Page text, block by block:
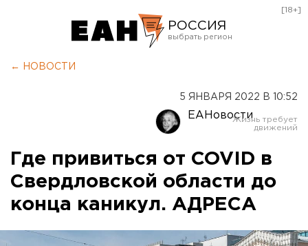
РОССИЯ
Оренбург
[18+]
← НОВОСТИ
5 ЯНВАРЯ 2022 В 10:52
ЕАНовости
Где привиться от COVID в
Свердловской области до
конца каникул. АДРЕСА